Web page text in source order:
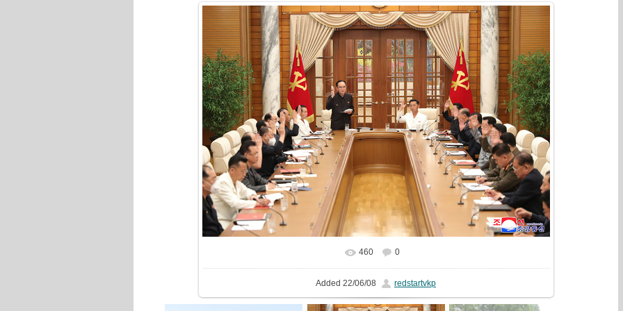
In real size 1621x1080
460 0
Added 22/06/08 redstartvkp